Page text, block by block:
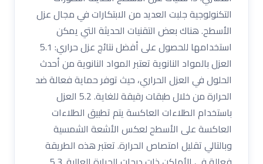
التكنولوجية جلبت العديد من الابتكارات في مجال عزل
الأسطح. هناك بعض التقنيات الحديثة التي يمكن
استخدامها للحصول على أفضل نتائج عزل حراري: 5.1
العزل بالمواد النانوية تعتبر المواد النانوية من أحدث
الحلول في العزل الحراري، حيث توفر حماية فعالة ضد
الحرارة من خلال طبقات رقيقة للغاية. 5.2 العزل
باستخدام الطلاءات العاكسة يتم تطبيق الطلاءات
العاكسة على الأسطح لعكس الأشعة الشمسية
وبالتالي تقليل امتصاص الحرارة. تعتبر هذه الطريقة